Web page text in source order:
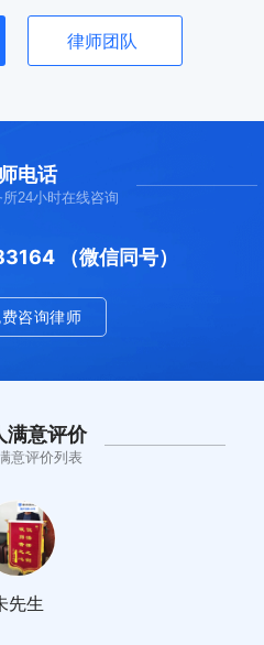
律师团队
电话
24小时在线咨询
（微信同号）
咨询律师
满意评价
意评价列表
先生